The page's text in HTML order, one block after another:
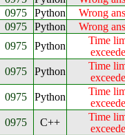
0975 Python
Wrong
0975 Python
Wrong
0975 Python
Time
0975 Python
Time
0975 Python
Time
0975 C++
Time